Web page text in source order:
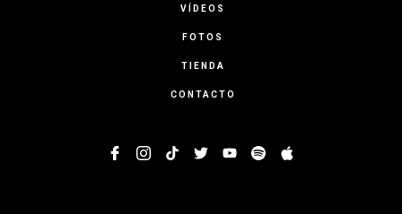
VÍDEOS
FOTOS
TIENDA
CONTACTO